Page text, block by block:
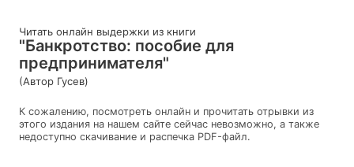
Читать онлайн выдержки из книги
"Банкротство: пособие для
предпринимателя"
(Автор Гусев)
К сожалению, посмотреть онлайн и прочитать отрывки из
этого издания на нашем сайте сейчас невозможно, а также
недоступно скачивание и распечка PDF-файл.